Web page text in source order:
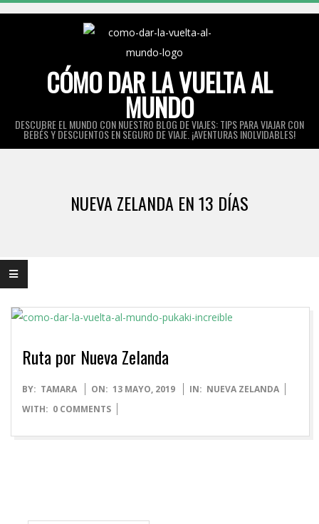
CÓMO DAR LA VUELTA AL
MUNDO
DESCUBRE EL MUNDO CON NUESTRO BLOG DE VIAJES: TIPS PARA VIAJAR CON
BEBÉS Y DESCUENTOS EN SEGURO DE VIAJE. ¡AVENTURAS INOLVIDABLES!
NUEVA ZELANDA EN 13 DÍAS
Ruta por Nueva Zelanda
2019-
05-
BY: TAMARA ON: 13 MAYO, 2019 IN: NUEVA ZELANDA
WITH: 0 COMMENTS